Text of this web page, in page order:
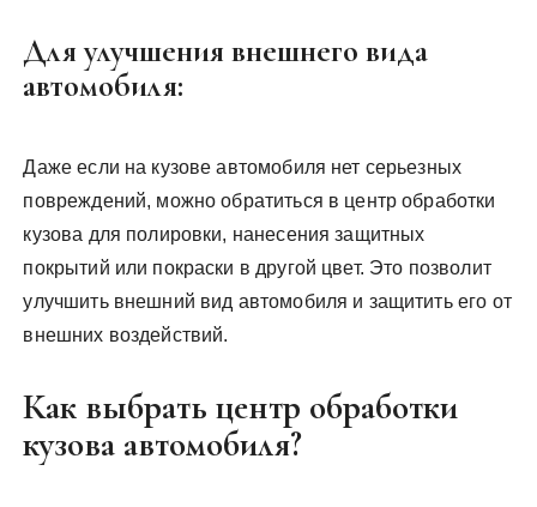
Для улучшения внешнего вида
автомобиля:
Даже если на кузове автомобиля нет серьезных
повреждений, можно обратиться в центр обработки
кузова для полировки, нанесения защитных
покрытий или покраски в другой цвет. Это позволит
улучшить внешний вид автомобиля и защитить его от
внешних воздействий.
Как выбрать центр обработки
кузова автомобиля?